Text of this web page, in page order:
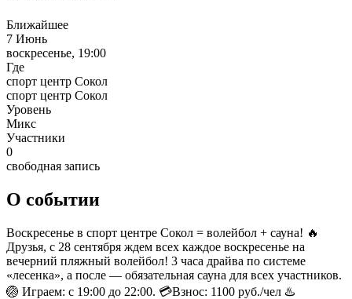
Ближайшее
7 Июнь
воскресенье, 19:00
Где
спорт центр Сокол
спорт центр Сокол
Уровень
Микс
Участники
0
свободная запись
О событии
Воскресенье в спорт центре Сокол = волейбол + сауна! 🔥
Друзья, с 28 сентября ждем всех каждое воскресенье на
вечерний пляжный волейбол! 3 часа драйва по системе
«лесенка», а после — обязательная сауна для всех участников.
🏐 Играем: с 19:00 до 22:00. 💳Взнос: 1100 руб./чел ♨️